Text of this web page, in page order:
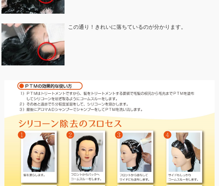
この通り！きれいに落ちているのが分かります。